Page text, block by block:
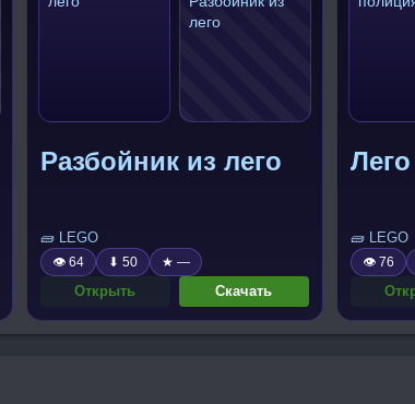
Разбойник из лего
🧱 LEGO
👁 64 ⬇ 50 ★ —
Открыть Скачать
🧱 LEGO
👁 76